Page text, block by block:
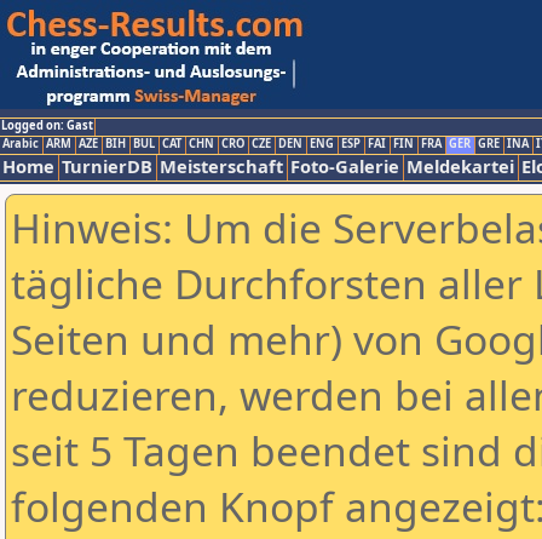
Logged on: Gast
Arabic ARM AZE BIH BUL CAT CHN CRO CZE DEN ENG ESP FAI FIN FRA GER GRE INA
Home TurnierDB Meisterschaft Foto-Galerie Meldekartei
Hinweis: Um die
tägliche Durchforsten aller
Seiten und mehr) von
reduzieren, werden bei
seit 5 Tagen beendet sind
folgenden Knopf